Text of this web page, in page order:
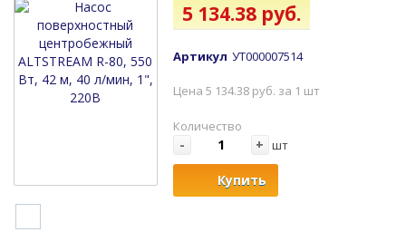
5 134.38 руб.
Артикул УТ000007514
Цена 5 134.38 руб. за 1 шт
Количество
- + шт
Купить